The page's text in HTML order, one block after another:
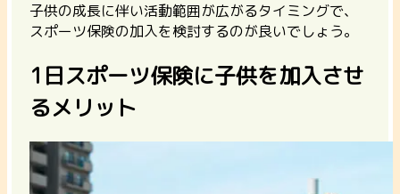
子供の成長に伴い活動範囲が広がるタイミングで、
スポーツ保険の加入を検討するのが良いでしょう。
1日スポーツ保険に子供を加入させ
るメリット